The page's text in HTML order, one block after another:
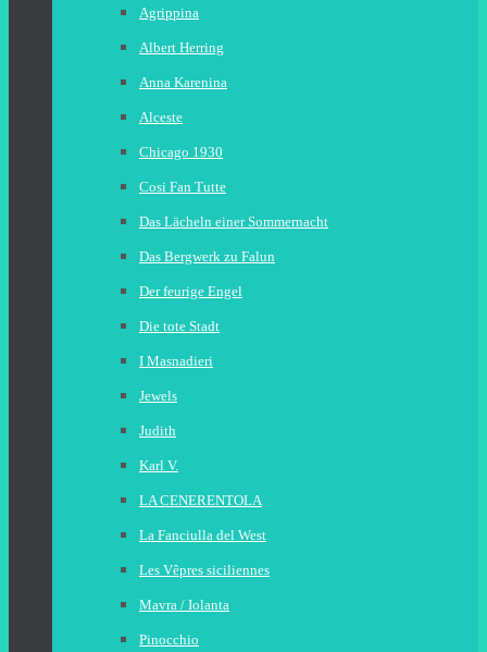
Agrippina
Albert Herring
Anna Karenina
Alceste
Chicago 1930
Cosi Fan Tutte
Das Lächeln einer Sommernacht
Das Bergwerk zu Falun
Der feurige Engel
Die tote Stadt
I Masnadieri
Jewels
Judith
Karl V.
LA CENERENTOLA
La Fanciulla del West
Les Vêpres siciliennes
Mavra / Iolanta
Pinocchio